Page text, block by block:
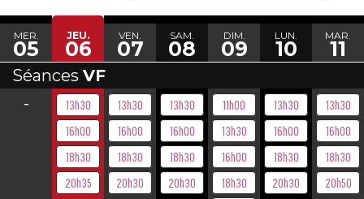
MER.
05
JEU.
06
VEN.
07
SAM.
08
DIM.
09
LUN.
10
MAR.
11
Séances VF
-
13h30
16h00
18h30
20h35
13h30
16h00
18h30
20h30
13h30
16h00
18h30
20h30
11h00
13h30
16h00
18h30
13h30
16h00
18h30
20h30
13h30
16h00
18h30
20h50